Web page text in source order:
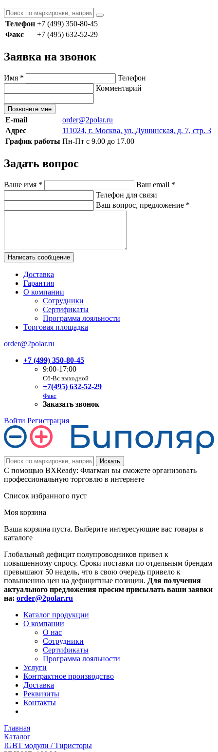
Телефон +7 (499) 350-80-45
Факс
+7 (495) 632-52-29
Заявка на звонок
Имя *
Телефон
Комментарий
Позвоните мне
E-mail
order@2polar.ru
Адрес
111024, г. Москва, ул. Душинская, д. 7, стр. 3
График работы Пн-Пт с 9.00 до 17.00
Задать вопрос
Ваше имя * Ваш email *
Телефон для связи
Ваш вопрос, предложение *
Написать сообщение
Доставка
Гарантия
О компании
Сотрудники
Сертификаты
Программа лояльности
Торговая площадка
order@2polar.ru
+7 (499) 350-80-45
9:00-17:00
Сб-Вс выходной
+7(495) 632-52-29
Факс
Заказать звонок
Войти Регистрация
С помощью BXReady: Флагман вы сможете организовать
профессиональную торговлю в интернете
Список избранного пуст
Моя корзина
Ваша корзина пуста. Выберите интересующие вас товары в
каталоге
Глобальный дефицит полупроводников привел к
повышенному спросу. Сроки поставки по отдельным брендам
превышают 50 недель, что в свою очередь привело к
повышению цен на дефицитные позиции. Для получения
актуального предложения просим присылать ваши заявки
на: order@2polar.ru
Каталог продукции
О компании
О нас
Сотрудники
Сертификаты
Программа лояльности
Услуги
Контрактное производство
Доставка
Реквизиты
Контакты
Главная
Каталог
IGBT модули / Тиристоры